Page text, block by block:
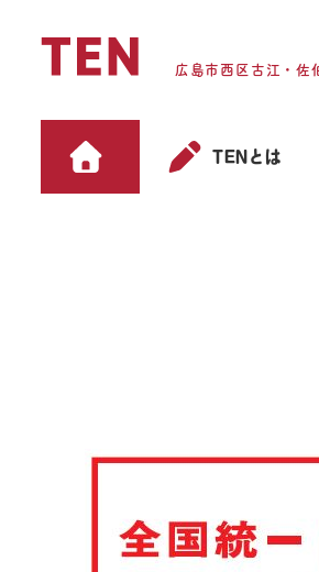
広島市西区古江・佐
TENとは